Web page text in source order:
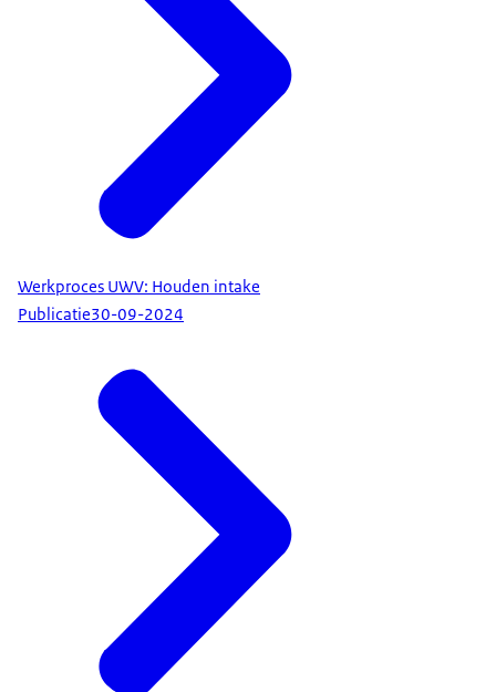
Werkproces UWV: Houden intake
Publicatie30-09-2024